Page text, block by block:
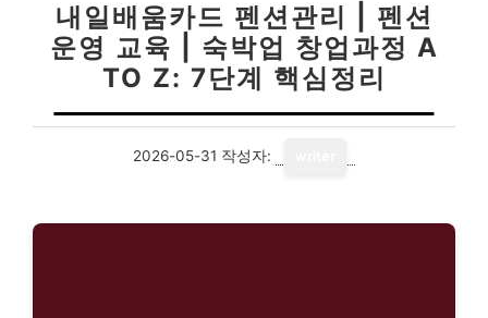
내일배움카드 펜션관리 | 펜션
운영 교육 | 숙박업 창업과정 A
TO Z: 7단계 핵심정리
2026-05-31 작성자: